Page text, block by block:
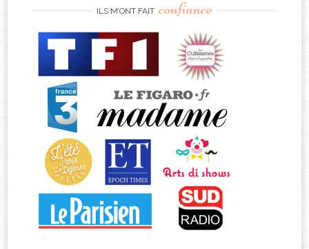
ILS M’ONT FAIT confiance